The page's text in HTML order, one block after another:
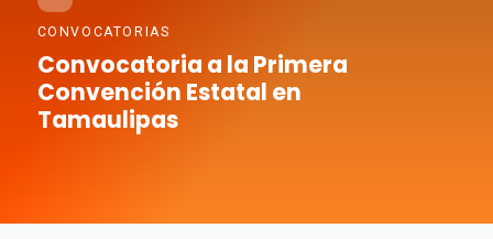
CONVOCATORIAS
Convocatoria a la Primera
Convención Estatal en
Tamaulipas